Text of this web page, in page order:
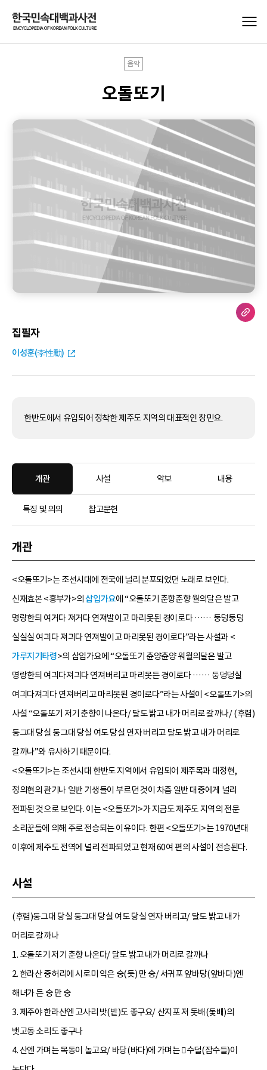
음악
오돌또기
집필자
이성훈(李性勳)
한반도에서 유입되어 정착한 제주도 지역의 대표적인 창민요.
개관 사설 악보 내용
특징 및 의의 참고문헌
개관
<오돌또기>는 조선시대에 전국에 널리 분포되었던 노래로 보인다.
신재효본 <흥부가>의 삽입가요에 “오돌또기 춘향춘향 월의달은 발고
명랑한듸 여거다 져거다 연져발이고 마리못된 경이로다 …… 둥덩둥덩
실실실 여긔다 져긔다 연져발이고 마리못된 경이로다”라는 사설과 <
가루지기타령>의 삽입가요에 “오돌또기 츈양츈양 워월의달은 발고
명랑한듸 여긔다져긔다 연져버리고 마리못든 경이로다 …… 둥덩덩실
여긔다져긔다 연져버리고 마리못된 경이로다”라는 사설이 <오돌또기>의
사설 “오돌또기 저기 춘향이 나온다/ 달도 밝고 내가 머리로 갈까나/ (후렴)
둥그대 당실 둥그대 당실 여도 당실 연자 버리고 달도 밝고 내가 머리로
갈까나”와 유사하기 때문이다.
<오돌또기>는 조선시대 한반도 지역에서 유입되어 제주목과 대정현,
정의현의 관기나 일반 기생들이 부르던 것이 차츰 일반 대중에게 널리
전파된 것으로 보인다. 이는 <오돌또기>가 지금도 제주도 지역의 전문
소리꾼들에 의해 주로 전승되는 이유이다. 한편 <오돌또기>는 1970년대
이후에 제주도 전역에 널리 전파되었고 현재 60여 편의 사설이 전승된다.
사설
(후렴)둥그대 당실 둥그대 당실 여도 당실 연자 버리고/ 달도 밝고 내가
머리로 갈까나
1. 오돌또기 저기 춘향 나온다/ 달도 밝고 내가 머리로 갈까나
2. 한라산 중허리에 시로미 익은 숭(듯) 만 숭/ 서귀포 앞바당(앞바다)엔
해녀가 든 숭 만 숭
3. 제주야 한라산엔 고사리 밧(밭)도 좋구요/ 산지포 저 돗배(돛배)의
뱃고동 소리도 좋구나
4. 산엔 가며는 목동이 놀고요/ 바당(바다)에 가며는 수덜(잠수들)이